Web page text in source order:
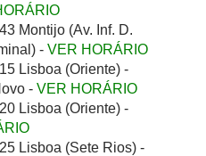
Montijo (Av. Inf. D.
- VER HORÁRIO
Lisboa (Oriente) -
- VER HORÁRIO
Lisboa (Oriente) -
Lisboa (Sete Rios) -